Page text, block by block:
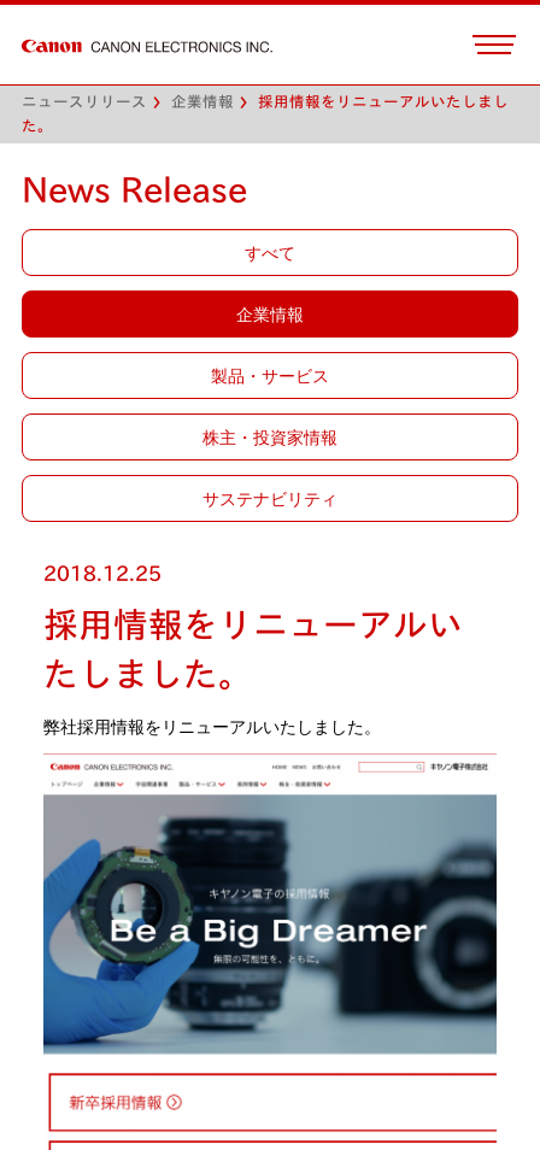
ニュースリリース 企業情報
採用情報をリニューアルいたしまし
た。
News Release
すべて
企業情報
製品・サービス
株主・投資家情報
サステナビリティ
2018.12.25
採用情報をリニューアルい
たしました。
弊社採用情報をリニューアルいたしました。